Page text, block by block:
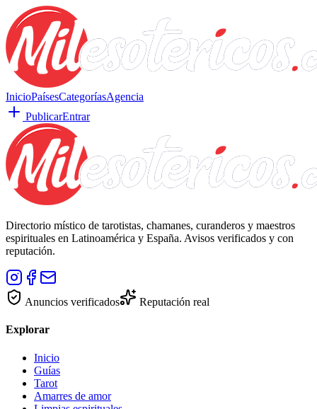
InicioPaísesCategoríasAgencia
PublicarEntrar
Directorio místico de tarotistas, chamanes, curanderos y maestros
espirituales en Latinoamérica y España. Avisos verificados y con
reputación.
Anuncios verificados Reputación real
Explorar
Inicio
Guías
Tarot
Amarres de amor